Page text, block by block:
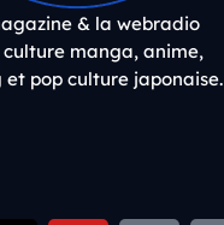
& la webradio
manga, anime,
pop culture japonaise.